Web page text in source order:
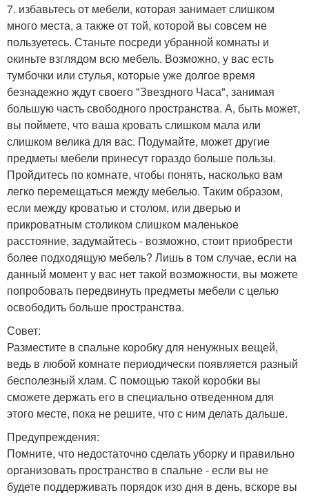
7. избавьтесь от мебели, которая занимает слишком
много места, а также от той, которой вы совсем не
пользуетесь. Станьте посреди убранной комнаты и
окиньте взглядом всю мебель. Возможно, у вас есть
тумбочки или стулья, которые уже долгое время
безнадежно ждут своего "Звездного Часа", занимая
большую часть свободного пространства. А, быть может,
вы поймете, что ваша кровать слишком мала или
слишком велика для вас. Подумайте, может другие
предметы мебели принесут гораздо больше пользы.
Пройдитесь по комнате, чтобы понять, насколько вам
легко перемещаться между мебелью. Таким образом,
если между кроватью и столом, или дверью и
прикроватным столиком слишком маленькое
расстояние, задумайтесь - возможно, стоит приобрести
более подходящую мебель? Лишь в том случае, если на
данный момент у вас нет такой возможности, вы можете
попробовать передвинуть предметы мебели с целью
освободить больше пространства.
Совет:
Разместите в спальне коробку для ненужных вещей,
ведь в любой комнате периодически появляется разный
бесполезный хлам. С помощью такой коробки вы
сможете держать его в специально отведенном для
этого месте, пока не решите, что с ним делать дальше.
Предупреждения:
Помните, что недостаточно сделать уборку и правильно
организовать пространство в спальне - если вы не
будете поддерживать порядок изо дня в день, вскоре вы